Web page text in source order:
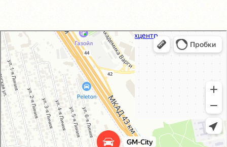
GM-City&VAG-Repair
Автосервис, автотехцентр в Москве
Магазин автозапчастей и автотоваров в Москве